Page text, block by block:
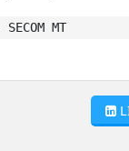
SECOM MT